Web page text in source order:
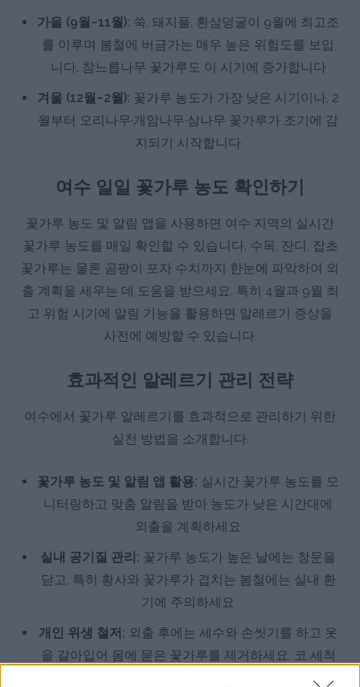
가을 (9월~11월): 쑥, 돼지풀, 환삼덩굴이 9월에 최고조
를 이루며 봄철에 버금가는 매우 높은 위험도를 보입
니다. 참느릅나무 꽃가루도 이 시기에 증가합니다
겨울 (12월~2월): 꽃가루 농도가 가장 낮은 시기이나, 2
월부터 오리나무·개암나무·삼나무 꽃가루가 조기에 감
지되기 시작합니다
여수 일일 꽃가루 농도 확인하기
꽃가루 농도 및 알림 앱을 사용하면 여수 지역의 실시간
꽃가루 농도를 매일 확인할 수 있습니다. 수목, 잔디, 잡초
꽃가루는 물론 곰팡이 포자 수치까지 한눈에 파악하여 외
출 계획을 세우는 데 도움을 받으세요. 특히 4월과 9월 최
고 위험 시기에 알림 기능을 활용하면 알레르기 증상을
사전에 예방할 수 있습니다.
효과적인 알레르기 관리 전략
여수에서 꽃가루 알레르기를 효과적으로 관리하기 위한
실천 방법을 소개합니다.
꽃가루 농도 및 알림 앱 활용: 실시간 꽃가루 농도를 모
니터링하고 맞춤 알림을 받아 농도가 낮은 시간대에
외출을 계획하세요
실내 공기질 관리: 꽃가루 농도가 높은 날에는 창문을
닫고, 특히 황사와 꽃가루가 겹치는 봄철에는 실내 환
기에 주의하세요
개인 위생 철저: 외출 후에는 세수와 손씻기를 하고 옷
을 갈아입어 몸에 묻은 꽃가루를 제거하세요. 코 세척